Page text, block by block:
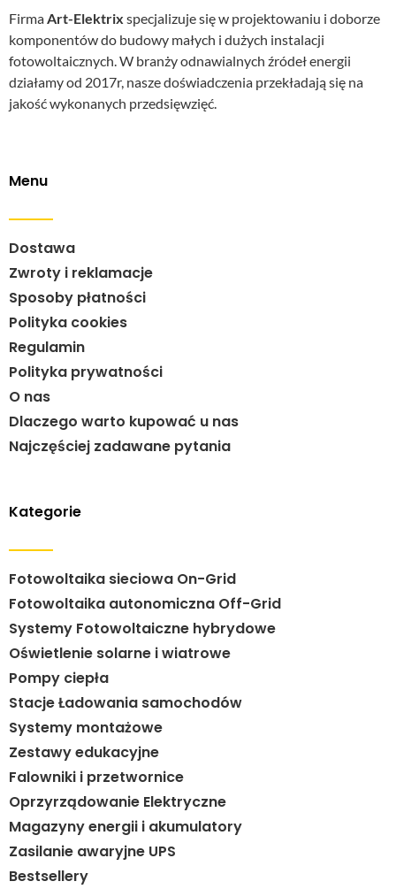
FirmaArt-Elektrix specjalizuje się w projektowaniu i doborze
komponentów do budowy małych i dużych instalacji
fotowoltaicznych. W branży odnawialnych źródeł energii
działamy od 2017r, nasze doświadczenia przekładają się na
jakość wykonanych przedsięwzięć.
Menu
Dostawa
Zwroty i reklamacje
Sposoby płatności
Polityka cookies
Regulamin
Polityka prywatności
O nas
Dlaczego warto kupować u nas
Najczęściej zadawane pytania
Kategorie
Fotowoltaika sieciowa On-Grid
Fotowoltaika autonomiczna Off-Grid
Systemy Fotowoltaiczne hybrydowe
Oświetlenie solarne i wiatrowe
Pompy ciepła
Stacje Ładowania samochodów
Systemy montażowe
Zestawy edukacyjne
Falowniki i przetwornice
Oprzyrządowanie Elektryczne
Magazyny energii i akumulatory
Zasilanie awaryjne UPS
Bestsellery